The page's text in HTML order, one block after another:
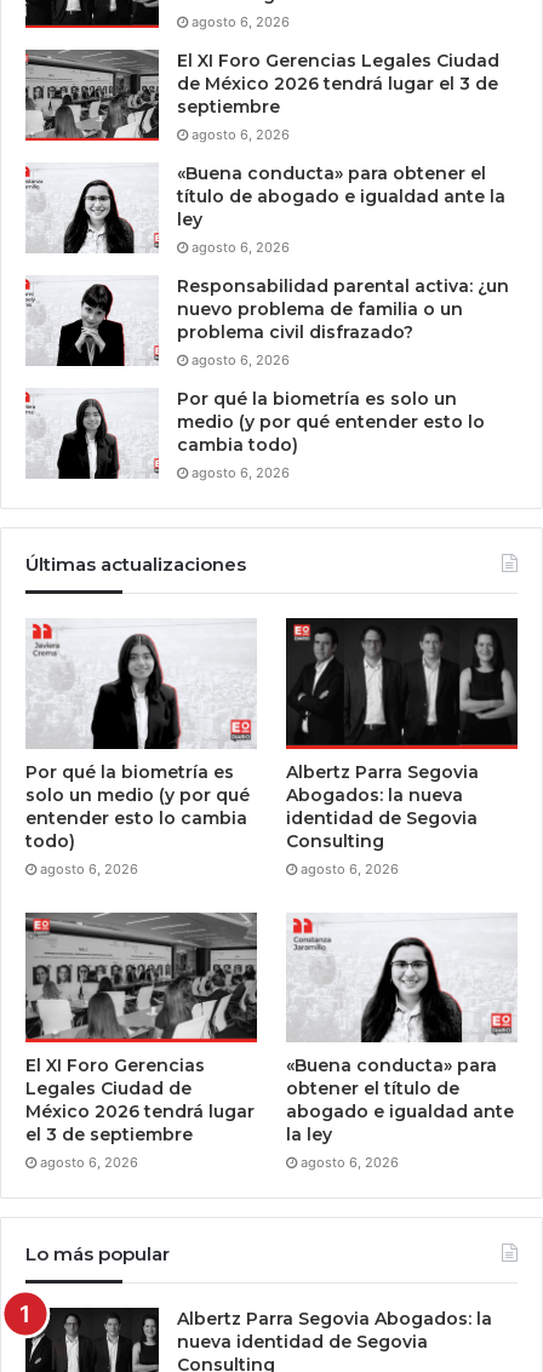
agosto 6, 2026
El XI Foro Gerencias Legales Ciudad
de México 2026 tendrá lugar el 3 de
septiembre
agosto 6, 2026
«Buena conducta» para obtener el
título de abogado e igualdad ante la
ley
agosto 6, 2026
Responsabilidad parental activa: ¿un
nuevo problema de familia o un
problema civil disfrazado?
agosto 6, 2026
Por qué la biometría es solo un
medio (y por qué entender esto lo
cambia todo)
agosto 6, 2026
Últimas actualizaciones
Por qué la biometría es
solo un medio (y por qué
entender esto lo cambia
todo)
agosto 6, 2026
Albertz Parra Segovia
Abogados: la nueva
identidad de Segovia
Consulting
agosto 6, 2026
El XI Foro Gerencias
Legales Ciudad de
México 2026 tendrá lugar
el 3 de septiembre
agosto 6, 2026
«Buena conducta» para
obtener el título de
abogado e igualdad ante
la ley
agosto 6, 2026
Lo más popular
Albertz Parra Segovia Abogados: la
nueva identidad de Segovia
Consulting